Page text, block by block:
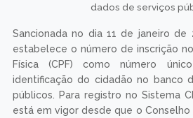
dados de serviços
Sancionada no dia 11 de janeiro de
estabelece o número de inscrição
Física (CPF) como número
identificação do cidadão no banco
públicos. Para registro no Sistema
está em vigor desde que o Conselho